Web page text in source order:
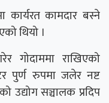
कार्यरत कामदार बस्ने
थियो ।
गोदाममा राखिएको
पुर्ण रुपमा जलेर नष्ट
सञ्चालक प्रदिप